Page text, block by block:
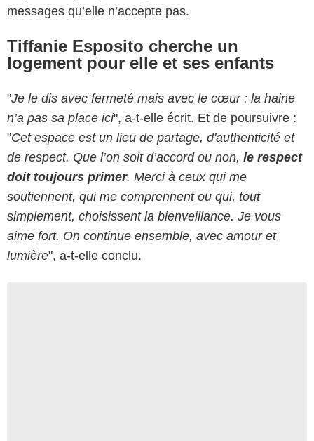
messages qu’elle n’accepte pas.
Tiffanie Esposito cherche un
logement pour elle et ses enfants
"Je le dis avec fermeté mais avec le cœur : la haine
n’a pas sa place ici", a-t-elle écrit. Et de poursuivre :
"Cet espace est un lieu de partage, d'authenticité et
de respect. Que l’on soit d’accord ou non, le respect
doit toujours primer. Merci à ceux qui me
soutiennent, qui me comprennent ou qui, tout
simplement, choisissent la bienveillance. Je vous
aime fort. On continue ensemble, avec amour et
lumière", a-t-elle conclu.